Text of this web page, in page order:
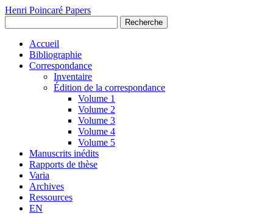
Henri Poincaré Papers
Recherche
Accueil
Bibliographie
Correspondance
Inventaire
Édition de la correspondance
Volume 1
Volume 2
Volume 3
Volume 4
Volume 5
Manuscrits inédits
Rapports de thèse
Varia
Archives
Ressources
EN